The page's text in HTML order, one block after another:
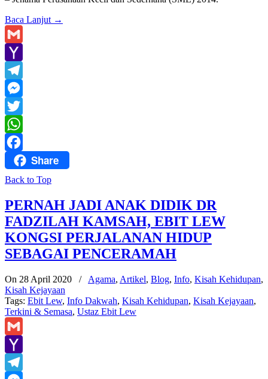
Baca Lanjut →
Gmail
Yahoo
Mail
Telegram
Messenger
Twitter
WhatsApp
FacebookShare
Back to Top
PERNAH JADI ANAK DIDIK DR
FADZILAH KAMSAH, EBIT LEW
KONGSI PERJALANAN HIDUP
SEBAGAI PENCERAMAH
On 28 April 2020 / Agama, Artikel, Blog, Info, Kisah Kehidupan,
Kisah Kejayaan
Tags: Ebit Lew, Info Dakwah, Kisah Kehidupan, Kisah Kejayaan,
Terkini & Semasa, Ustaz Ebit Lew
Gmail
Yahoo